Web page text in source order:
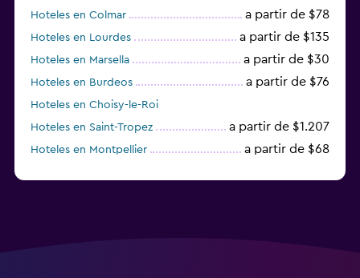
Hoteles en Colmar a partir de $78
Hoteles en Lourdes a partir de $135
Hoteles en Marsella a partir de $30
Hoteles en Burdeos a partir de $76
Hoteles en Choisy-le-Roi
Hoteles en Saint-Tropez
a partir de $1.207
Hoteles en Montpellier a partir de $68